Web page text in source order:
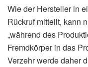
Wie der Hersteller in
Rückruf mitteilt, kann
„während des
Fremdkörper in das
Verzehr werde daher